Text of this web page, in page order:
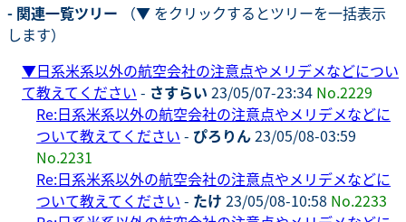
- 関連一覧ツリー （▼ をクリックするとツリーを一括表示
します）
▼日系米系以外の航空会社の注意点やメリデメなどについ
て教えてください - さすらい 23/05/07-23:34 No.2229
Re:日系米系以外の航空会社の注意点やメリデメなどに
ついて教えてください - ぴろりん23/05/08-03:59
No.2231
Re:日系米系以外の航空会社の注意点やメリデメなどに
ついて教えてください - たけ 23/05/08-10:58 No.2233